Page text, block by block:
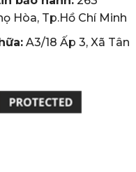
Hòa, Tp.Hồ Chí Minh
A3/18 Ấp 3, Xã Tân